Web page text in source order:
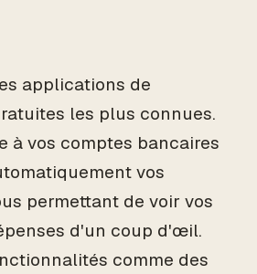
applications de
les plus connues.
à vos comptes bancaires
vos
permettant de voir vos
d'un coup d'œil.
comme des